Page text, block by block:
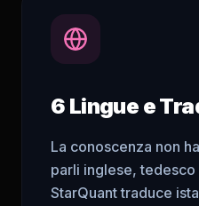
6 Lingue e
La conoscenza non
parli inglese,
StarQuant traduce